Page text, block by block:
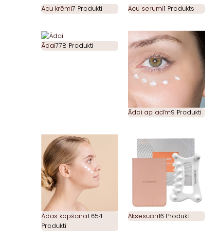
Acu krēmi7 Produkti Acu serumi1 Produkts
Ādai778 Produkti
Ādai ap acīm9 Produkti
Ādas kopšana1 654
Produkti
Aksesuāri16 Produkti